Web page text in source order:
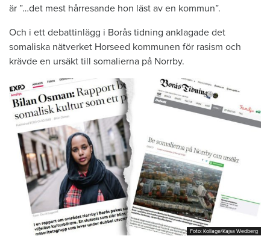
är ”…det mest hårresande hon läst av en kommun”.
Och i ett debattinlägg i Borås tidning anklagade det
somaliska nätverket Horseed kommunen för rasism och
krävde en ursäkt till somalierna på Norrby.
Foto: Kollage/Kajsa Wedberg
Foto: Kollage/Kajsa Wedberg